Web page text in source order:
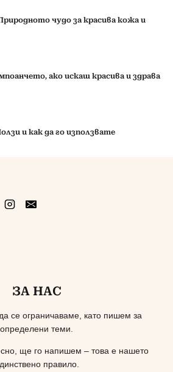
чудо за красива кожа и
ако искаш красива и здрава
и как да го използвате
ЗА НАС
се ограничаваме, като пишем за
определени теми.
ще го напишем – това е нашето
правило.